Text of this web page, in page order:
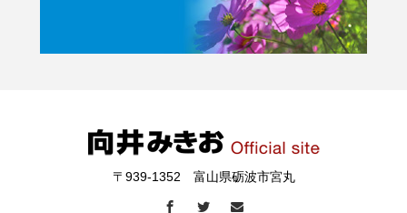
〒939-1352 富山県砺波市宮丸